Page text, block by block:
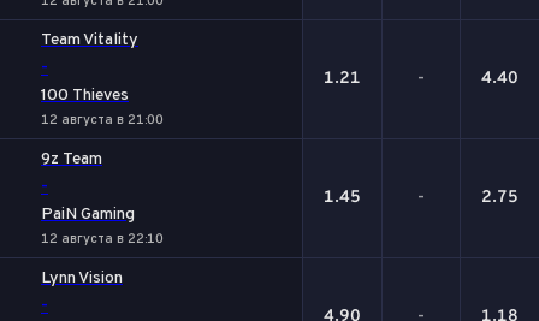
Team Vitality
-
100 Thieves
12 августа в 21:00
1.21 - 4.40
9z Team
-
PaiN Gaming
12 августа в 22:10
1.45 - 2.75
Lynn Vision
- 4.90 - 1.18